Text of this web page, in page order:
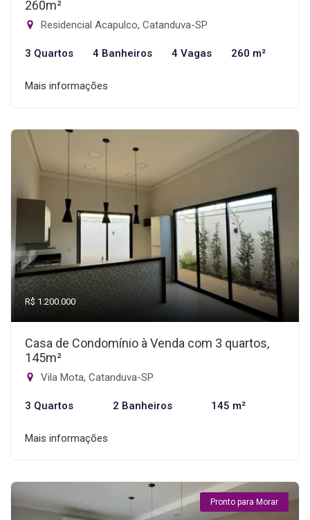
260m²
Residencial Acapulco, Catanduva-SP
3 Quartos 4 Banheiros 4 Vagas 260 m²
Mais informações
R$ 1.200.000
Casa de Condomínio à Venda com 3 quartos,
145m²
Vila Mota, Catanduva-SP
3 Quartos 2 Banheiros 145 m²
Mais informações
Pronto para Morar